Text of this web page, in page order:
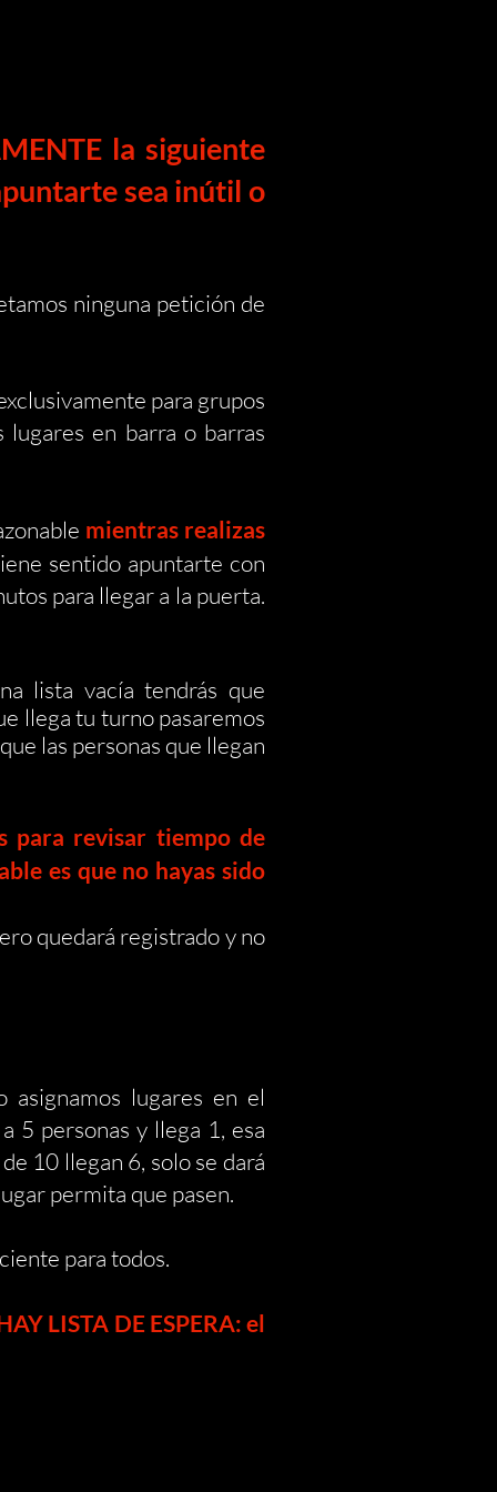
la siguiente
sea inútil o
ninguna petición de
para grupos
lugares en barra o barras
mientras realizas
sentido apuntarte con
para llegar a la puerta.
lista vacía tendrás que
llega tu turno pasaremos
las personas que llegan
para revisar tiempo de
es que no hayas sido
quedará registrado y no
lugares en el
5 personas y llega 1, esa
10 llegan 6, solo se dará
permita que pasen.
para todos.
LISTA DE ESPERA: el